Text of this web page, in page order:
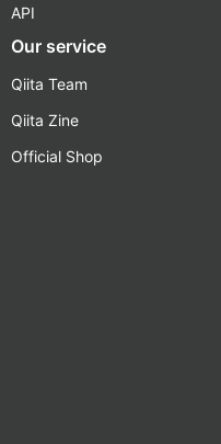
API
Our service
Qiita Team
Qiita Zine
Official Shop